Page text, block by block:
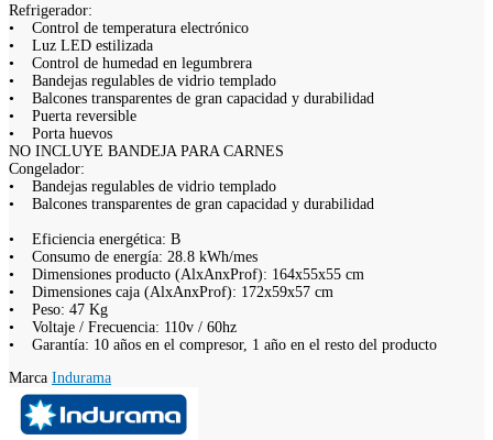
Refrigerador:
• Control de temperatura electrónico
• Luz LED estilizada
• Control de humedad en legumbrera
• Bandejas regulables de vidrio templado
• Balcones transparentes de gran capacidad y durabilidad
• Puerta reversible
• Porta huevos
NO INCLUYE BANDEJA PARA CARNES
Congelador:
• Bandejas regulables de vidrio templado
• Balcones transparentes de gran capacidad y durabilidad
• Eficiencia energética: B
• Consumo de energía: 28.8 kWh/mes
• Dimensiones producto (AlxAnxProf): 164x55x55 cm
• Dimensiones caja (AlxAnxProf): 172x59x57 cm
• Peso: 47 Kg
• Voltaje / Frecuencia: 110v / 60hz
• Garantía: 10 años en el compresor, 1 año en el resto del producto
Marca Indurama